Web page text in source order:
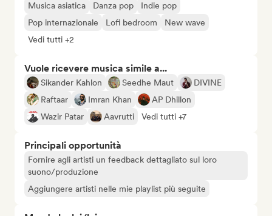
Musica asiatica Danza pop
Indie pop
Pop internazionale
Lofi bedroom
New wave
Vedi tutti +2
Vuole ricevere musica simile a...
Sikander Kahlon Seedhe Maut
DIVINE
Raftaar
Imran Khan
AP Dhillon
Wazir Patar
Aavrutti Vedi tutti +7
Principali opportunità
Fornire agli artisti un feedback dettagliato sul loro
suono/produzione
Aggiungere artisti nelle mie playlist più seguite